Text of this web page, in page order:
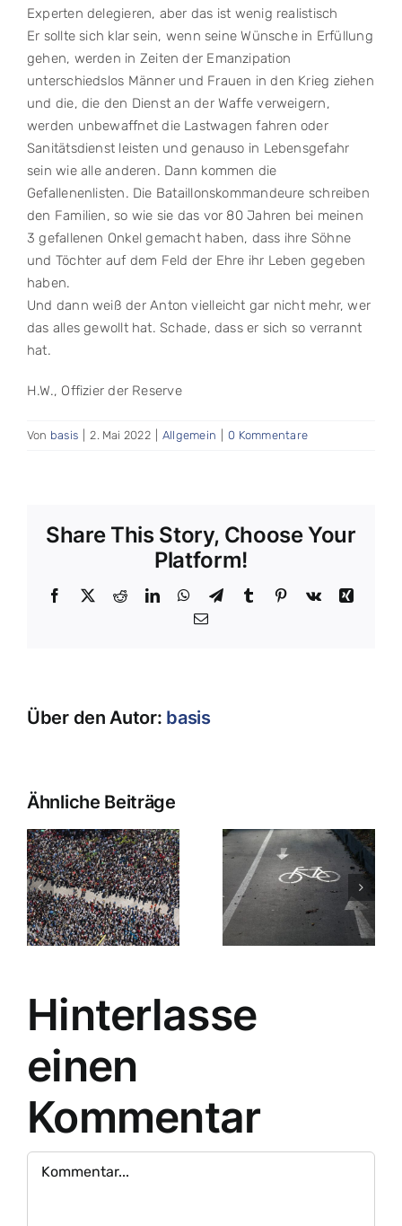
Experten delegieren, aber das ist wenig realistisch
Er sollte sich klar sein, wenn seine Wünsche in Erfüllung
gehen, werden in Zeiten der Emanzipation
unterschiedslos Männer und Frauen in den Krieg ziehen
und die, die den Dienst an der Waffe verweigern,
werden unbewaffnet die Lastwagen fahren oder
Sanitätsdienst leisten und genauso in Lebensgefahr
sein wie alle anderen. Dann kommen die
Gefallenenlisten. Die Bataillonskommandeure schreiben
den Familien, so wie sie das vor 80 Jahren bei meinen
3 gefallenen Onkel gemacht haben, dass ihre Söhne
und Töchter auf dem Feld der Ehre ihr Leben gegeben
haben.
Und dann weiß der Anton vielleicht gar nicht mehr, wer
das alles gewollt hat. Schade, dass er sich so verrannt
hat.
H.W., Offizier der Reserve
Von basis 2. Mai 2022 Allgemein 0 Kommentare
Share This Story, Choose Your
Platform!
Facebook
X RedditLinkedInWhatsApp
TelegramTumblr Pinterest
Vk
Xing
E-
Über den Autor: basis
Ähnliche Beiträge
Hinterlasse
einen
Kommentar